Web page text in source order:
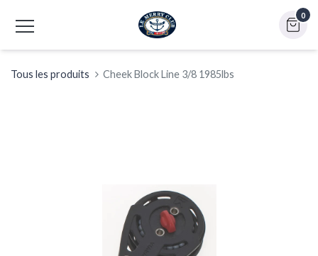
0
Tous les produits Cheek Block Line 3/8 1985lbs